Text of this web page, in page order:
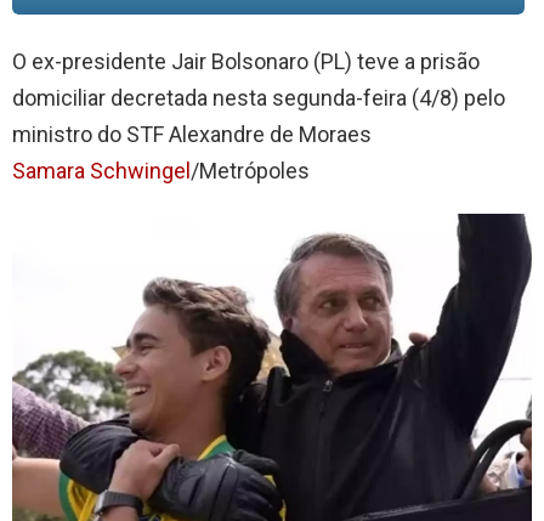
O ex-presidente Jair Bolsonaro (PL) teve a prisão
domiciliar decretada nesta segunda-feira (4/8) pelo
ministro do STF Alexandre de Moraes
Samara Schwingel /Metrópoles